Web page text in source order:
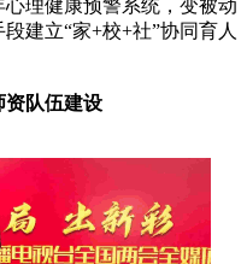
理健康预警系统，变被动
建立“家+校+社”协同育人
资队伍建设